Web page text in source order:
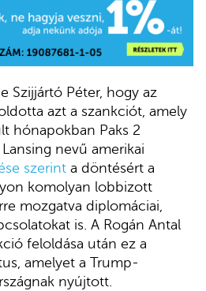
Szijjártó Péter, hogy az
azt a szankciót, amely
hónapokban Paks 2
nevű amerikai
szerint a döntésért a
komolyan lobbizott
mozgatva diplomáciai,
is. A Rogán Antal
feloldása után ez a
amelyet a Trump-
nyújtott.